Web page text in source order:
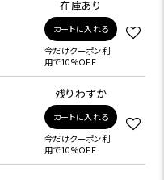
在庫あり
カートに入れる
今だけクーポン利
用で10%OFF
残りわずか
カートに入れる
今だけクーポン利
用で10%OFF